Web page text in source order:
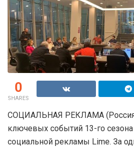
0
SHARES
СОЦИАЛЬНАЯ РЕКЛАМА
ключевых событий 13-го
социальной рекламы Lime. За